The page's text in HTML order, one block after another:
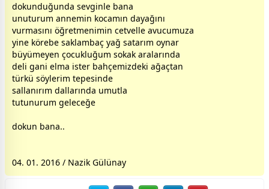
dokunduğunda sevginle bana
unuturum annemin kocamın dayağını
vurmasını öğretmenimin cetvelle avucumuza
yine körebe saklambaç yağ satarım oynar
büyümeyen çocukluğum sokak aralarında
deli gani elma ister bahçemizdeki ağaçtan
türkü söylerim tepesinde
sallanırım dallarında umutla
tutunurum geleceğe
dokun bana..
04. 01. 2016 / Nazik Gülünay